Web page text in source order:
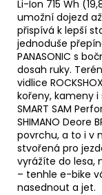
Li-Ion 715 Wh
umožní dojezd
přispívá k lepší
jednoduše
PANASONIC s
dosah ruky.
vidlice
kořeny, kameny i
SMART SAM
SHIMANO Deore
povrchu, a to i v
stvořená pro
vyrážíte do lesa,
– tenhle e-bike
nasednout a jet.